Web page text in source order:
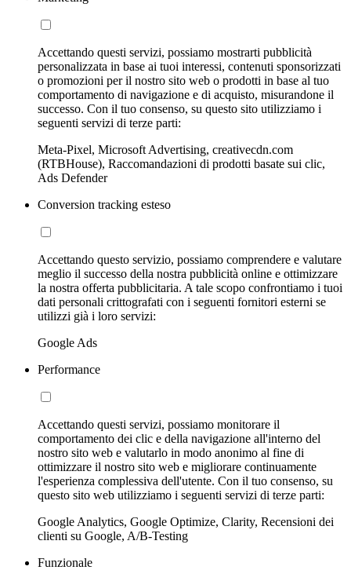
Accettando questi servizi, possiamo mostrarti pubblicità
personalizzata in base ai tuoi interessi, contenuti sponsorizzati
o promozioni per il nostro sito web o prodotti in base al tuo
comportamento di navigazione e di acquisto, misurandone il
successo. Con il tuo consenso, su questo sito utilizziamo i
seguenti servizi di terze parti:
Meta-Pixel, Microsoft Advertising, creativecdn.com
(RTBHouse), Raccomandazioni di prodotti basate sui clic,
Ads Defender
Conversion tracking esteso
Accettando questo servizio, possiamo comprendere e valutare
meglio il successo della nostra pubblicità online e ottimizzare
la nostra offerta pubblicitaria. A tale scopo confrontiamo i tuoi
dati personali crittografati con i seguenti fornitori esterni se
utilizzi già i loro servizi:
Google Ads
Performance
Accettando questi servizi, possiamo monitorare il
comportamento dei clic e della navigazione all'interno del
nostro sito web e valutarlo in modo anonimo al fine di
ottimizzare il nostro sito web e migliorare continuamente
l'esperienza complessiva dell'utente. Con il tuo consenso, su
questo sito web utilizziamo i seguenti servizi di terze parti:
Google Analytics, Google Optimize, Clarity, Recensioni dei
clienti su Google, A/B-Testing
Funzionale